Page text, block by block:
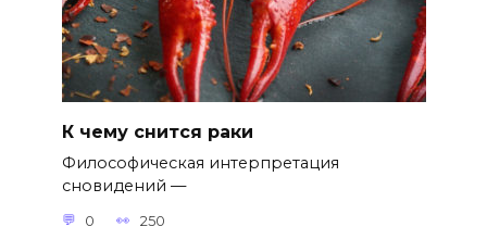
К чему снится раки
Философическая интерпретация
сновидений —
0 250